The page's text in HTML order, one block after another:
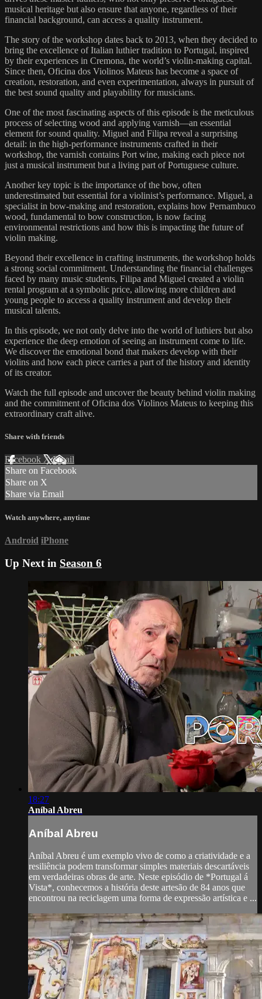
musical heritage but also ensure that anyone, regardless of their
financial background, can access a quality instrument.
The story of the workshop dates back to 2013, when they decided to
bring the excellence of Italian luthier tradition to Portugal, inspired
by their experiences in Cremona, the world’s violin-making capital.
Since then, Oficina dos Violinos Mateus has become a space of
creation, restoration, and even experimentation, always in pursuit of
the best sound quality and playability for musicians.
One of the most fascinating aspects of this episode is the meticulous
process of selecting wood and applying varnish—an essential
element for sound quality. Miguel and Filipa reveal a surprising
detail: in the high-performance instruments crafted in their
workshop, the varnish contains Port wine, making each piece not
just a musical instrument but a living part of Portuguese culture.
Another key topic is the importance of the bow, often
underestimated but essential for a violinist’s performance. Miguel, a
specialist in bow-making and restoration, explains how Pernambuco
wood, fundamental to bow construction, is now facing
environmental restrictions and how this is impacting the future of
violin making.
Beyond their excellence in crafting instruments, the workshop holds
a strong social commitment. Understanding the financial challenges
faced by many music students, Filipa and Miguel created a violin
rental program at a symbolic price, allowing more children and
young people to access a quality instrument and develop their
musical talents.
In this episode, we not only delve into the world of luthiers but also
experience the deep emotion of seeing an instrument come to life.
We discover the emotional bond that makers develop with their
violins and how each piece carries a part of the history and identity
of its creator.
Watch the full episode and uncover the beauty behind violin making
and the commitment of Oficina dos Violinos Mateus to keeping this
extraordinary craft alive.
Share with friends
Facebook XEmail
Share on Facebook
Share on X
Share via Email
Watch anywhere, anytime
Android iPhone
Up Next in Season 6
18:27
Aníbal Abreu
Aníbal Abreu
Aníbal Abreu é um exemplo vivo de como a criatividade e a
resiliência podem transformar simples materiais descartáveis
em verdadeiras obras de arte. Neste episódio de *Portugal á
Vista*, conhecemos a história deste artesão de 84 anos que
encontrou na reciclagem uma forma de expressão artística e ...